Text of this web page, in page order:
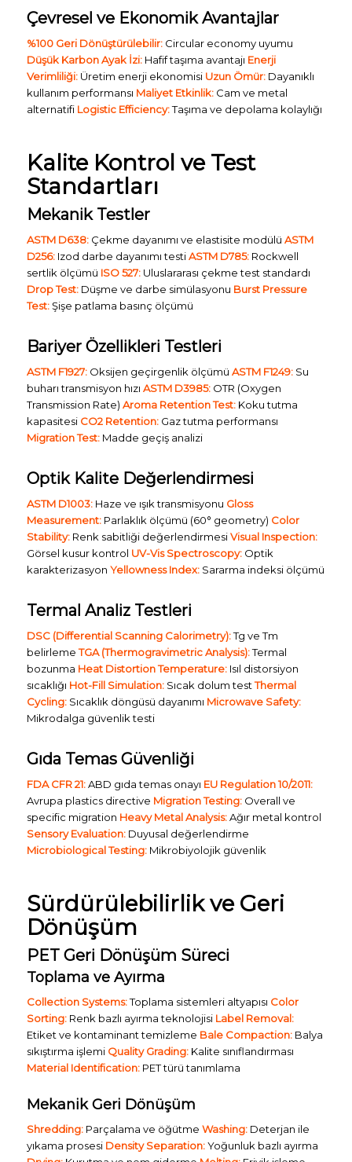
Çevresel ve Ekonomik Avantajlar
%100 Geri Dönüştürülebilir:Circular economy uyumu
Düşük Karbon Ayak İzi:Hafif taşıma avantajı Enerji
Verimliliği:Üretim enerji ekonomisi Uzun Ömür:Dayanıklı
kullanım performansı Maliyet Etkinlik:Cam ve metal
alternatifi Logistic Efficiency:Taşıma ve depolama kolaylığı
Kalite Kontrol ve Test
Standartları
Mekanik Testler
ASTM D638:Çekme dayanımı ve elastisite modülü ASTM
D256:Izod darbe dayanımı testiASTM D785:Rockwell
sertlik ölçümü ISO 527:Uluslararası çekme test standardı
Drop Test:Düşme ve darbe simülasyonu Burst Pressure
Test:Şişe patlama basınç ölçümü
Bariyer Özellikleri Testleri
ASTM F1927:Oksijen geçirgenlik ölçümü ASTM F1249:Su
buharı transmisyon hızı ASTM D3985:OTR (Oxygen
Transmission Rate) Aroma Retention Test:Koku tutma
kapasitesi CO2 Retention:Gaz tutma performansı
Migration Test:Madde geçiş analizi
Optik Kalite Değerlendirmesi
ASTM D1003:Haze ve ışık transmisyonu Gloss
Measurement:Parlaklık ölçümü (60° geometry) Color
Stability:Renk sabitliği değerlendirmesiVisual Inspection:
Görsel kusur kontrol UV-Vis Spectroscopy:Optik
karakterizasyon Yellowness Index:Sararma indeksi ölçümü
Termal Analiz Testleri
DSC (Differential Scanning Calorimetry):Tg ve Tm
belirlemeTGA (Thermogravimetric Analysis):Termal
bozunma Heat Distortion Temperature:Isıl distorsiyon
sıcaklığı Hot-Fill Simulation:Sıcak dolum testThermal
Cycling:Sıcaklık döngüsü dayanımı Microwave Safety:
Mikrodalga güvenlik testi
Gıda Temas Güvenliği
FDA CFR 21:ABD gıda temas onayı EU Regulation 10/2011:
Avrupa plastics directive Migration Testing:Overall ve
specific migration Heavy Metal Analysis:Ağır metal kontrol
Sensory Evaluation:Duyusal değerlendirme
Microbiological Testing:Mikrobiyolojik güvenlik
Sürdürülebilirlik ve Geri
Dönüşüm
PET Geri Dönüşüm Süreci
Toplama ve Ayırma
Collection Systems:Toplama sistemleri altyapısı Color
Sorting:Renk bazlı ayırma teknolojisi Label Removal:
Etiket ve kontaminant temizleme Bale Compaction:Balya
sıkıştırma işlemi Quality Grading:Kalite sınıflandırması
Material Identification:PET türü tanımlama
Mekanik Geri Dönüşüm
Shredding:Parçalama ve öğütme Washing:Deterjan ile
yıkama prosesi Density Separation:Yoğunluk bazlı ayırma